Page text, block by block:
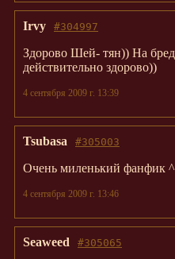
#304997
Irvy
Здорово Шей- тян)) На
действительно здорово))
4 сентября 2009 г. 13:39
#305003
Tsubasa
Очень миленький фанфик
4 сентября 2009 г. 13:46
#305065
Seaweed